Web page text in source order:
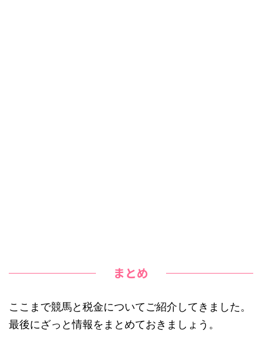
まとめ
ここまで競馬と税金についてご紹介してきました。
最後にざっと情報をまとめておきましょう。